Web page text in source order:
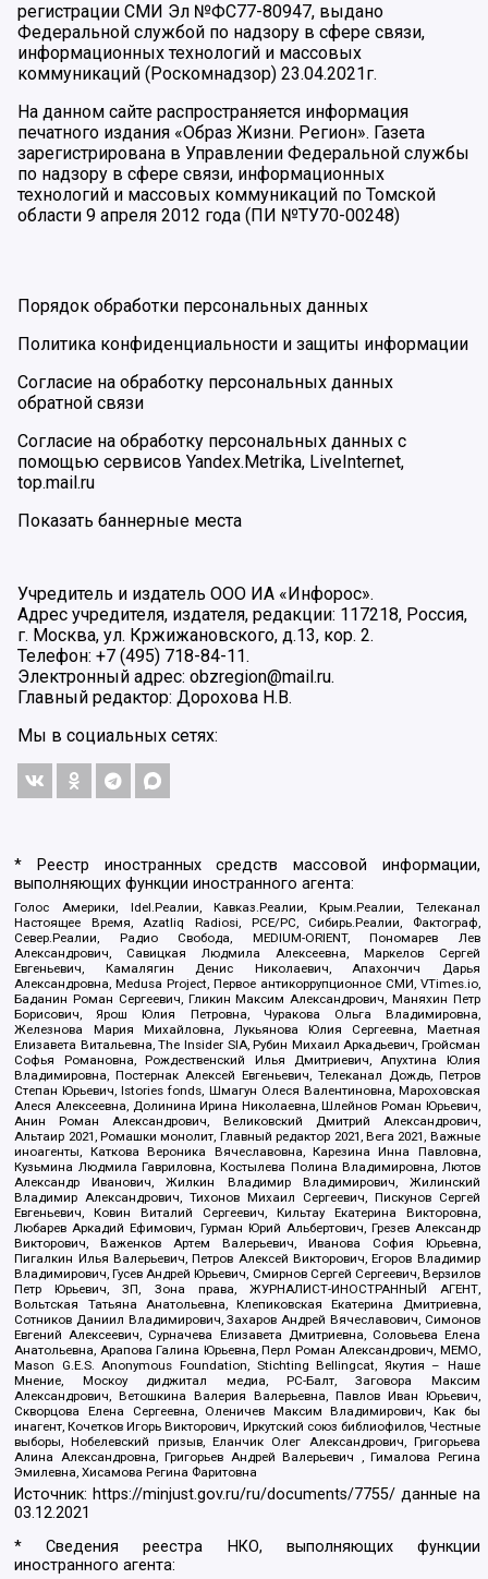
регистрации СМИ Эл №ФС77-80947, выдано
Федеральной службой по надзору в сфере связи,
информационных технологий и массовых
коммуникаций (Роскомнадзор) 23.04.2021г.
На данном сайте распространяется информация
печатного издания «Образ Жизни. Регион». Газета
зарегистрирована в Управлении Федеральной службы
по надзору в сфере связи, информационных
технологий и массовых коммуникаций по Томской
области 9 апреля 2012 года (ПИ №ТУ70-00248)
Порядок обработки персональных данных
Политика конфиденциальности и защиты информации
Согласие на обработку персональных данных
обратной связи
Согласие на обработку персональных данных с
помощью сервисов Yandex.Metrika, LiveInternet,
top.mail.ru
Показать баннерные места
Учредитель и издатель ООО ИА «Инфорос».
Адрес учредителя, издателя, редакции: 117218, Россия,
г. Москва, ул. Кржижановского, д.13, кор. 2.
Телефон: +7 (495) 718-84-11.
Электронный адрес: obzregion@mail.ru.
Главный редактор: Дорохова Н.В.
Мы в социальных сетях:
* Реестр иностранных средств массовой информации,
выполняющих функции иностранного агента:
Голос Америки, Idel.Реалии, Кавказ.Реалии, Крым.Реалии, Телеканал
Настоящее Время, Azatliq Radiosi, PCE/PC, Сибирь.Реалии, Фактограф,
Север.Реалии, Радио Свобода, MEDIUM-ORIENT, Пономарев Лев
Александрович, Савицкая Людмила Алексеевна, Маркелов Сергей
Евгеньевич, Камалягин Денис Николаевич, Апахончич Дарья
Александровна, Medusa Project, Первое антикоррупционное СМИ, VTimes.io,
Баданин Роман Сергеевич, Гликин Максим Александрович, Маняхин Петр
Борисович, Ярош Юлия Петровна, Чуракова Ольга Владимировна,
Железнова Мария Михайловна, Лукьянова Юлия Сергеевна, Маетная
Елизавета Витальевна, The Insider SIA, Рубин Михаил Аркадьевич, Гройсман
Софья Романовна, Рождественский Илья Дмитриевич, Апухтина Юлия
Владимировна, Постернак Алексей Евгеньевич, Телеканал Дождь, Петров
Степан Юрьевич, Istories fonds, Шмагун Олеся Валентиновна, Мароховская
Алеся Алексеевна, Долинина Ирина Николаевна, Шлейнов Роман Юрьевич,
Анин Роман Александрович, Великовский Дмитрий Александрович,
Альтаир 2021, Ромашки монолит, Главный редактор 2021, Вега 2021, Важные
иноагенты, Каткова Вероника Вячеславовна, Карезина Инна Павловна,
Кузьмина Людмила Гавриловна, Костылева Полина Владимировна, Лютов
Александр Иванович, Жилкин Владимир Владимирович, Жилинский
Владимир Александрович, Тихонов Михаил Сергеевич, Пискунов Сергей
Евгеньевич, Ковин Виталий Сергеевич, Кильтау Екатерина Викторовна,
Любарев Аркадий Ефимович, Гурман Юрий Альбертович, Грезев Александр
Викторович, Важенков Артем Валерьевич, Иванова София Юрьевна,
Пигалкин Илья Валерьевич, Петров Алексей Викторович, Егоров Владимир
Владимирович, Гусев Андрей Юрьевич, Смирнов Сергей Сергеевич, Верзилов
Петр Юрьевич, ЗП, Зона права, ЖУРНАЛИСТ-ИНОСТРАННЫЙ АГЕНТ,
Вольтская Татьяна Анатольевна, Клепиковская Екатерина Дмитриевна,
Сотников Даниил Владимирович, Захаров Андрей Вячеславович, Симонов
Евгений Алексеевич, Сурначева Елизавета Дмитриевна, Соловьева Елена
Анатольевна, Арапова Галина Юрьевна, Перл Роман Александрович, МЕМО,
Mason G.E.S. Anonymous Foundation, Stichting Bellingcat, Якутия – Наше
Мнение, Москоу диджитал медиа, РС-Балт, Заговора Максим
Александрович, Ветошкина Валерия Валерьевна, Павлов Иван Юрьевич,
Скворцова Елена Сергеевна, Оленичев Максим Владимирович, Как бы
инагент, Кочетков Игорь Викторович, Иркутский союз библиофилов, Честные
выборы, Нобелевский призыв, Еланчик Олег Александрович, Григорьева
Алина Александровна, Григорьев Андрей Валерьевич , Гималова Регина
Эмилевна, Хисамова Регина Фаритовна
Источник: https://minjust.gov.ru/ru/documents/7755/ данные на
03.12.2021
* Сведения реестра НКО, выполняющих функции
иностранного агента: